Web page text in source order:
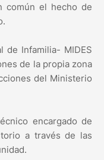
común el hecho de
de Infamilia- MIDES
de la propia zona
del Ministerio
encargado de
a través de las